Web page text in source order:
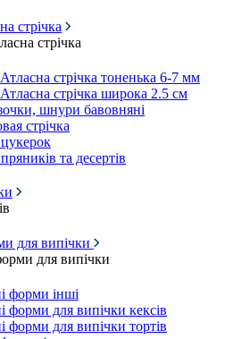
стрічка
стрічка
Атласна стрічка тоненька 6-7 мм
Атласна стрічка широка 2.5 см
шнури бавовняні
стрічка
та десертів
для випічки
для випічки
форми інші
форми для випічки кексів
форми для випічки тортів